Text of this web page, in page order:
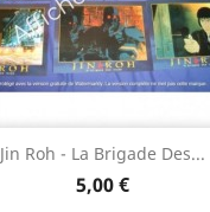
Jin Roh - La Brigade Des...
5,00 €